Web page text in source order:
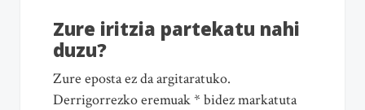
Zure iritzia partekatu nahi
duzu?
Zure eposta ez da argitaratuko.
Derrigorrezko eremuak * bidez markatuta